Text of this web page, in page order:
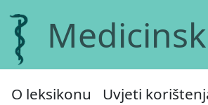
O leksikonu Uvjeti